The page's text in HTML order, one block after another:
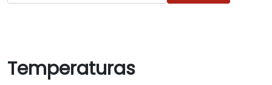
Temperaturas